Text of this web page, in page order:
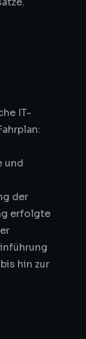
IT-
und
der
erfolgte
hin zur